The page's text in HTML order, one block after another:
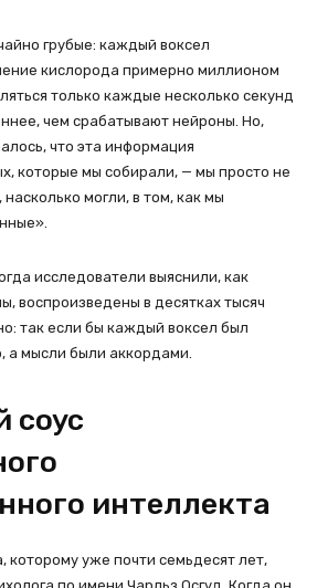
грубые: каждый воксел
кислорода примерно миллионом
только каждые несколько секунд
чем срабатывают нейроны. Но,
что эта информация
которые мы собирали, — мы просто не
могли, в том, как мы
исследователи выяснили, как
воспроизведены в десятках тысяч
так если бы каждый воксел был
а мысли были аккордами.
соус
интеллекта
которому уже почти семьдесят лет,